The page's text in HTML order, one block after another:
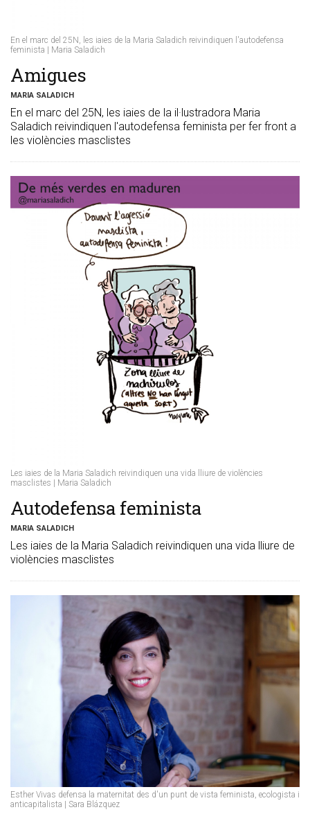
En el marc del 25N, les iaies de la Maria Saladich reivindiquen l'autodefensa
feminista | Maria Saladich
Amigues
MARIA SALADICH
En el marc del 25N, les iaies de la il·lustradora Maria
Saladich reivindiquen l'autodefensa feminista per fer front a
les violències masclistes
Les iaies de la Maria Saladich reivindiquen una vida lliure de violències
masclistes | Maria Saladich
Autodefensa feminista
MARIA SALADICH
Les iaies de la Maria Saladich reivindiquen una vida lliure de
violències masclistes
Esther Vivas defensa la maternitat des d'un punt de vista feminista, ecologista i
anticapitalista | Sara Blázquez